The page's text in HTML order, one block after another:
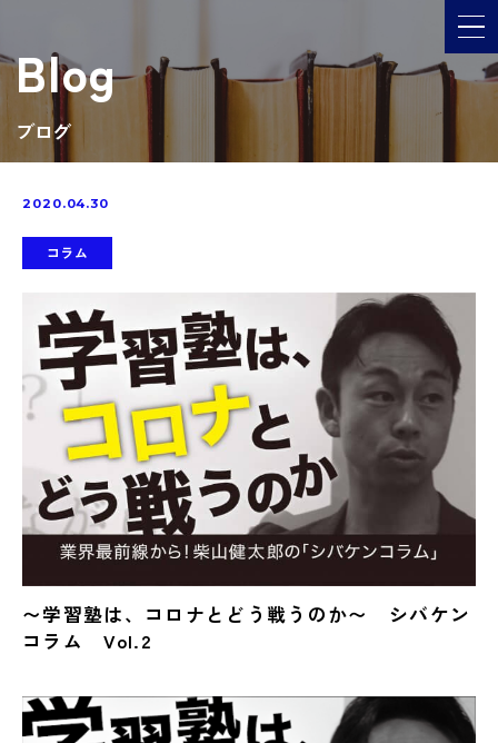
メ
Blog
ブログ
2020.04.30
コラム
〜学習塾は、コロナとどう戦うのか〜 シバケン
コラム Vol.2